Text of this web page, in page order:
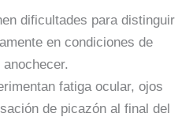
dificultades para distinguir
en condiciones de
fatiga ocular, ojos
de picazón al final del